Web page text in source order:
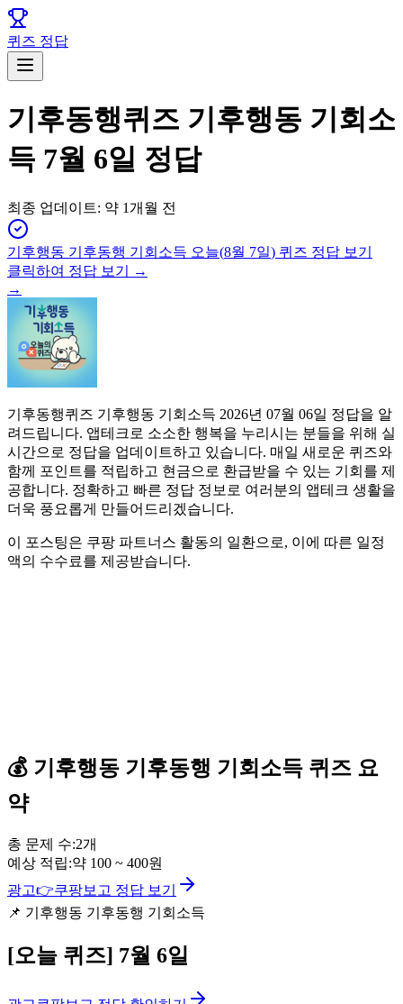
퀴즈 정답
기후동행퀴즈 기후행동 기회소
득 7월 6일 정답
최종 업데이트: 약 1개월 전
기후행동 기후동행 기회소득 오늘(8월 7일) 퀴즈 정답 보기
클릭하여 정답 보기 →
→
기후동행퀴즈 기후행동 기회소득 2026년 07월 06일 정답을 알
려드립니다. 앱테크로 소소한 행복을 누리시는 분들을 위해 실
시간으로 정답을 업데이트하고 있습니다. 매일 새로운 퀴즈와
함께 포인트를 적립하고 현금으로 환급받을 수 있는 기회를 제
공합니다. 정확하고 빠른 정답 정보로 여러분의 앱테크 생활을
더욱 풍요롭게 만들어드리겠습니다.
이 포스팅은 쿠팡 파트너스 활동의 일환으로, 이에 따른 일정
액의 수수료를 제공받습니다.
💰 기후행동 기후동행 기회소득 퀴즈 요
약
총 문제 수:2개
예상 적립:약 100 ~ 400원
광고👉쿠팡보고 정답 보기
📌 기후행동 기후동행 기회소득
[오늘 퀴즈] 7월 6일